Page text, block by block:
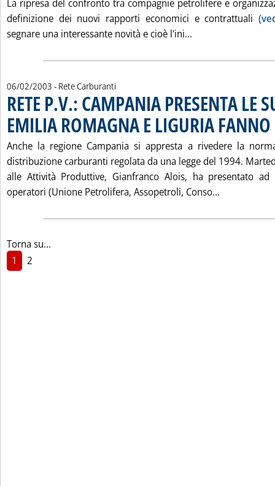
La ripresa del confronto tra compagnie petrolifere e
definizione dei nuovi rapporti economici e contrattuali
segnare una interessante novità e cioè l'ini...
06/02/2003 - Rete Carburanti
RETE P.V.: CAMPANIA PRESENTA LE
EMILIA ROMAGNA E LIGURIA
Anche la regione Campania si appresta a rivedere la
distribuzione carburanti regolata da una legge del 1994.
alle Attività Produttive, Gianfranco Alois, ha presentato
operatori (Unione Petrolifera, Assopetroli, Conso...
Torna su...
1
2